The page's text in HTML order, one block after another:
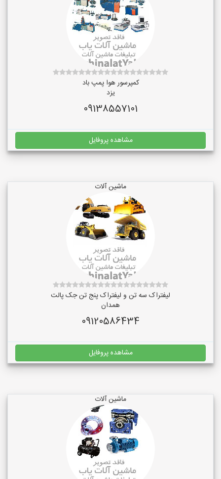
کمپرسور هوا پمپ باد
یزد
09138557101
مشاهده پروفایل
ماشین آلات
لیفتراک سه تن و لیفتراک پنج تن جک پالت
همدان
09120586434
مشاهده پروفایل
ماشین آلات